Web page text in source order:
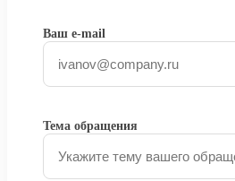
Ваш e-mail
Тема обращения